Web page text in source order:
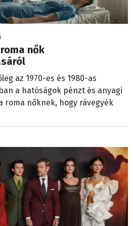
nők
az 1970-es és 1980-as
a hatóságok pénzt és anyagi
roma nőknek, hogy rávegyék